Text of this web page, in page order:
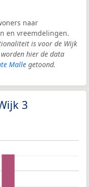
naar
en vreemdelingen.
is voor de Wijk
hier de data
Malle getoond.
3